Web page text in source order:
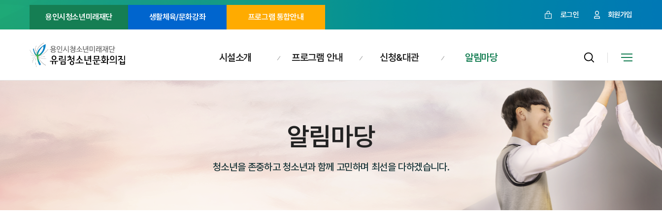
용인시청소년미래재단 생활체육/문화강좌 프로그램 통합안내 로그인 회원가입
시설소개 프로그램 안내 신청&대관 알림마당
알림마당
청소년을 존중하고 청소년과 함께 고민하며 최선을 다하겠습니다.